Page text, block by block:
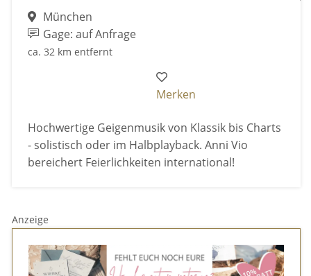
München
Gage: auf Anfrage
ca. 32 km entfernt
Merken
Hochwertige Geigenmusik von Klassik bis Charts
- solistisch oder im Halbplayback. Anni Vio
bereichert Feierlichkeiten international!
Anzeige